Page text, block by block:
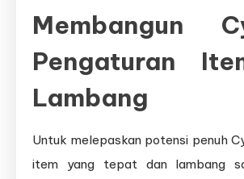
Membangun
Pengaturan
Lambang
Untuk melepaskan potensi penuh
item yang tepat dan lambang